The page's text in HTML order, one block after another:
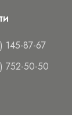
145-87-67
752-50-50